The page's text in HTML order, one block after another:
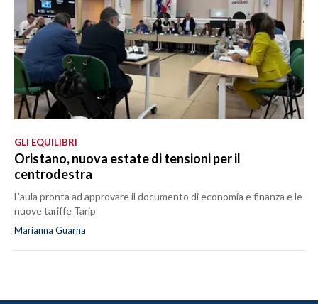
GLI EQUILIBRI
Oristano, nuova estate di tensioni per il
centrodestra
L’aula pronta ad approvare il documento di economia e finanza e le
nuove tariffe Tarip
Marianna Guarna